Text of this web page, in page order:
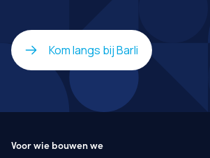
Kom langs bij Barli
Voor wie bouwen we